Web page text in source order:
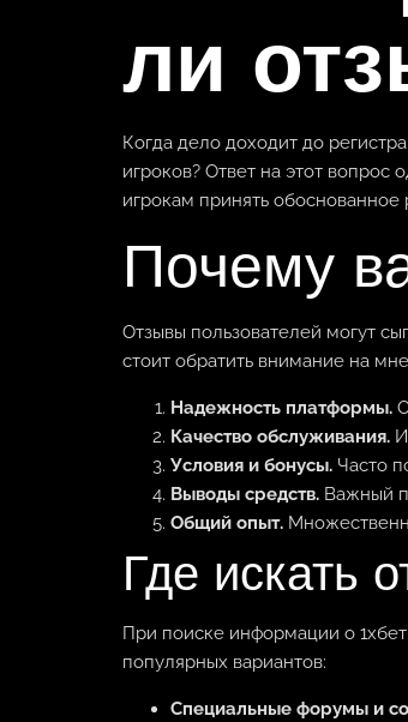
ли
Когда дело доходит до
игроков? Ответ на этот
игрокам принять
Почему
Отзывы пользователей могут
стоит обратить внимание на
Надежность платформы.
Качество обслуживания.
Условия и бонусы. Часто
Выводы средств. Важный
Общий опыт.
Где искать
При поиске информации о
популярных вариантов:
Специальные форумы и